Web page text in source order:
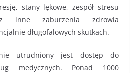
stany lękowe, zespół stresu
inne zaburzenia zdrowia
długofalowych skutkach.
utrudniony jest dostęp do
medycznych. Ponad 1000